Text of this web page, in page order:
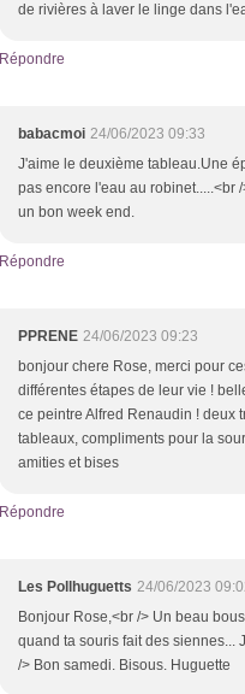
de rivières à laver le linge dans
Répondre
babacmoi 24/06/2023 09:33
J'aime le deuxième tableau.Une
pas encore l'eau au robinet.....<br
un bon week end.
Répondre
PPRENE 24/06/2023 09:23
bonjour chere Rose, merci pour
différentes étapes de leur vie !
ce peintre Alfred Renaudin ! deux
tableaux, compliments pour la
amities et bises
Répondre
Les Pollhuguetts 24/06/2023
Bonjour Rose,<br /> Un beau
quand ta souris fait des siennes...
/> Bon samedi. Bisous. Huguette